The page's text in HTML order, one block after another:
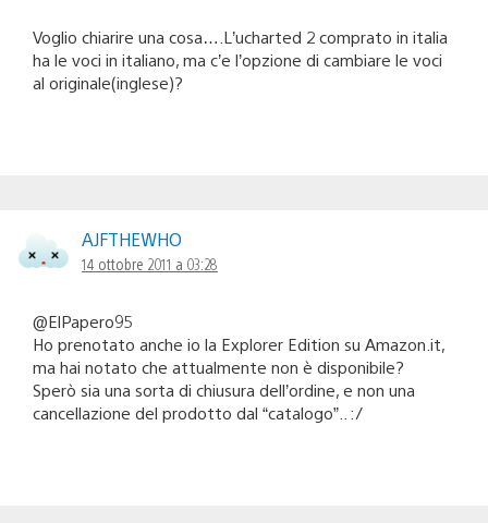
Voglio chiarire una cosa….L’ucharted 2 comprato in italia
ha le voci in italiano, ma c’e l’opzione di cambiare le voci
al originale(inglese)?
AJFTHEWHO
14 ottobre 2011 a 03:28
@ElPapero95
Ho prenotato anche io la Explorer Edition su Amazon.it,
ma hai notato che attualmente non è disponibile?
Sperò sia una sorta di chiusura dell’ordine, e non una
cancellazione del prodotto dal “catalogo”.. :/